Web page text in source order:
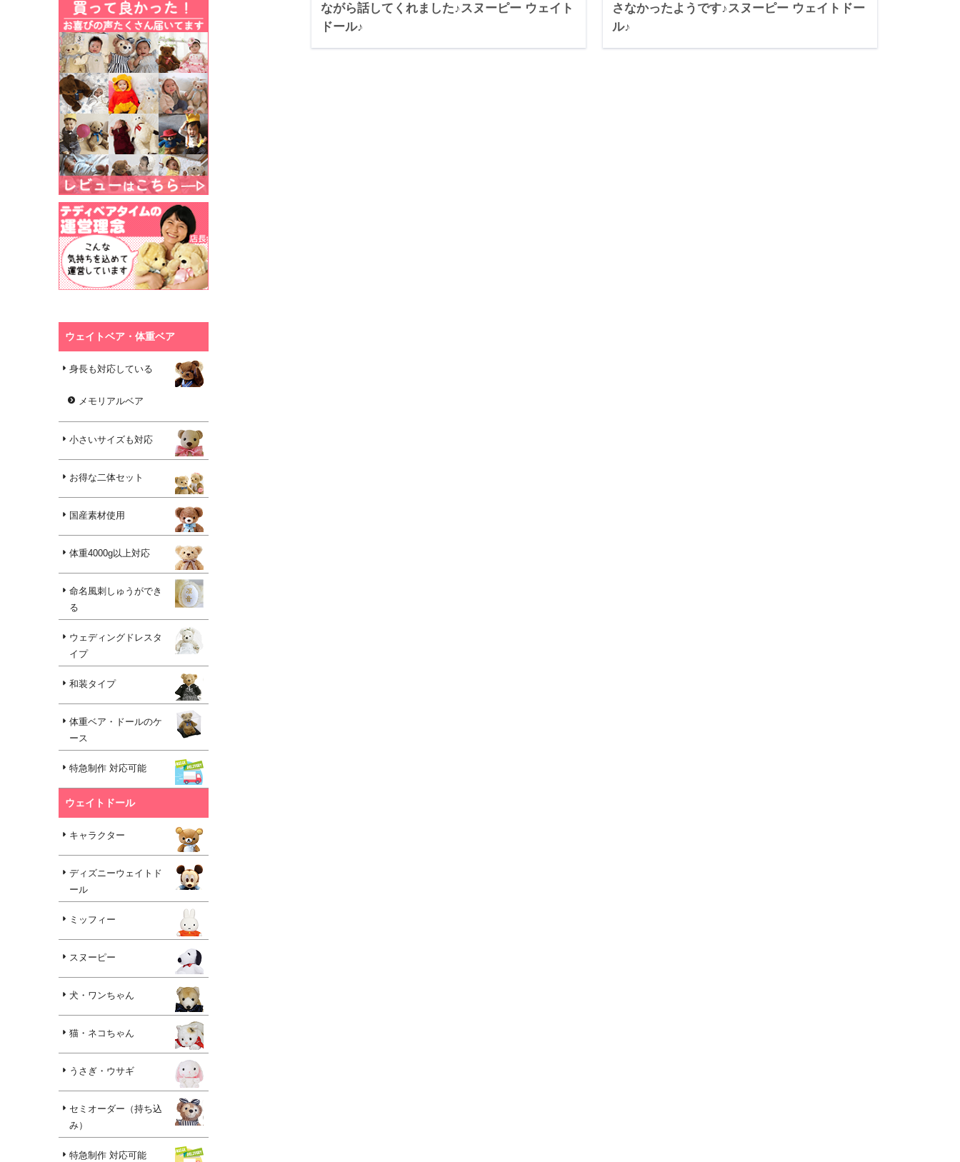
ながら話してくれました♪スヌーピー ウェイト
ドール♪
さなかったようです♪スヌーピー ウェイトドー
ル♪
ウェイトベア・体重ベア
身長も対応している
メモリアルベア
小さいサイズも対応
お得な二体セット
国産素材使用
体重4000g以上対応
命名風刺しゅうができ
る
ウェディングドレスタ
イプ
和装タイプ
体重ベア・ドールのケ
ース
特急制作 対応可能
ウェイトドール
キャラクター
ディズニーウェイトド
ール
ミッフィー
スヌーピー
犬・ワンちゃん
猫・ネコちゃん
うさぎ・ウサギ
セミオーダー（持ち込
み）
特急制作 対応可能